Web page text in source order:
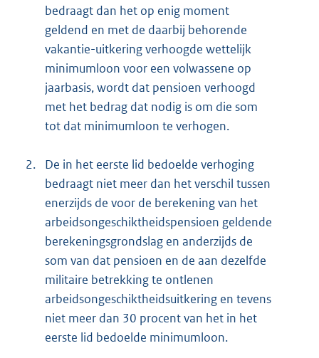
bedraagt dan het op enig moment
geldend en met de daarbij behorende
vakantie-uitkering verhoogde wettelijk
minimumloon voor een volwassene op
jaarbasis, wordt dat pensioen verhoogd
met het bedrag dat nodig is om die som
tot dat minimumloon te verhogen.
2.
De in het eerste lid bedoelde verhoging
bedraagt niet meer dan het verschil tussen
enerzijds de voor de berekening van het
arbeidsongeschiktheidspensioen geldende
berekeningsgrondslag en anderzijds de
som van dat pensioen en de aan dezelfde
militaire betrekking te ontlenen
arbeidsongeschiktheidsuitkering en tevens
niet meer dan 30 procent van het in het
eerste lid bedoelde minimumloon.